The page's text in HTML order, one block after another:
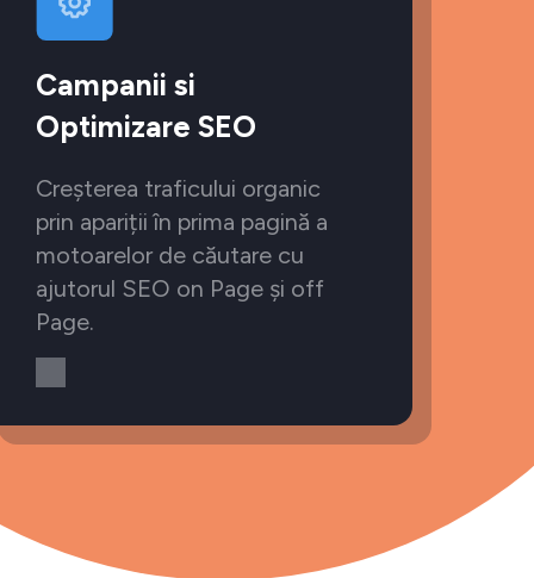
Campanii si
Optimizare SEO
Creșterea traficului organic
prin apariții în prima pagină a
motoarelor de căutare cu
ajutorul SEO on Page și off
Page.